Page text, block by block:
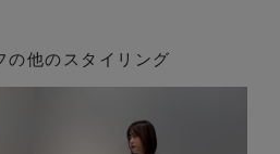
の他のスタイリング